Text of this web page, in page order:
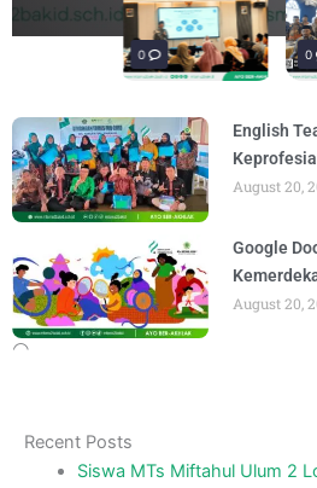
penguatan materi bertajuk "Praktik
BY ADMIN AUGUST 6, 2026
penguatan materi "Re-Branding
BY ADMIN AUGUST 5, 2026
materi Literasi Digital yang
BY ADMIN AUGUST 5, 2026
Madrasah" padaAUGUST 4, 2026
Keagamaan AUGUST 3, 2026
materi “Pengembangan Ekosistem
BY ADMIN AUGUST 6, 2026
penguatan materi bertajuk "Praktik
BY ADMIN AUGUST 6, 2026
0 0
English
August 20,
Google
August 20,
Recent Posts
Siswa MTs Miftahul Ulum 2